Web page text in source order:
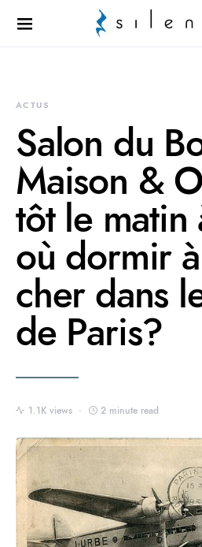
Search for:
ACTUS
Salon du
Maison &
tôt le matin
où dormir
cher dans
de Paris?
1.1K views 2 minute read